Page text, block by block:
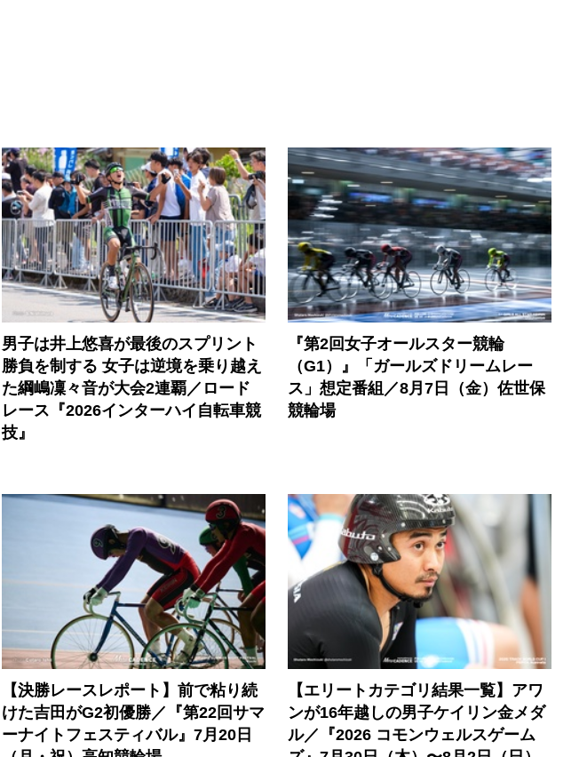
男子は井上悠喜が最後のスプリント
勝負を制する 女子は逆境を乗り越え
た綱嶋凜々音が大会2連覇／ロード
レース『2026インターハイ自転車競
技』
『第2回女子オールスター競輪
（G1）』「ガールズドリームレー
ス」想定番組／8月7日（金）佐世保
競輪場
【決勝レースレポート】前で粘り続
けた吉田がG2初優勝／『第22回サマ
ーナイトフェスティバル』7月20日
【エリートカテゴリ結果一覧】アワ
ンが16年越しの男子ケイリン金メダ
ル／『2026 コモンウェルスゲーム